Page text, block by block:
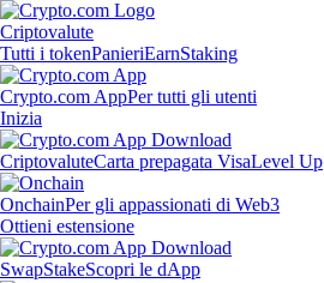
Criptovalute
Tutti i tokenPanieriEarnStaking
Crypto.com AppPer tutti gli utenti
Inizia
CriptovaluteCarta prepagata VisaLevel Up
OnchainPer gli appassionati di Web3
Ottieni estensione
SwapStakeScopri le dApp